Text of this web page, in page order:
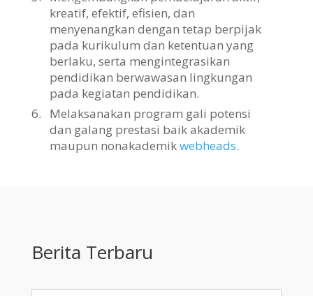
kreatif, efektif, efisien, dan
menyenangkan dengan tetap berpijak
pada kurikulum dan ketentuan yang
berlaku, serta mengintegrasikan
pendidikan berwawasan lingkungan
pada kegiatan pendidikan.
6.
Melaksanakan program gali potensi
dan galang prestasi baik akademik
maupun nonakademikwebheads.
Berita Terbaru